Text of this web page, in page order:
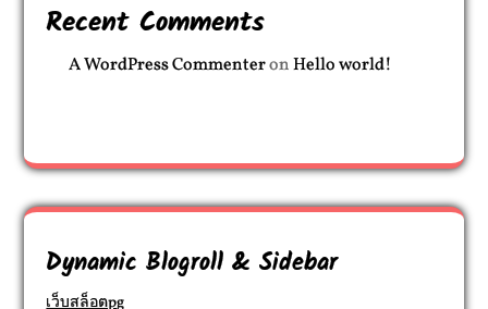
Recent Comments
A WordPress CommenteronHello world!
Dynamic Blogroll & Sidebar
เว็บสล็อตpg